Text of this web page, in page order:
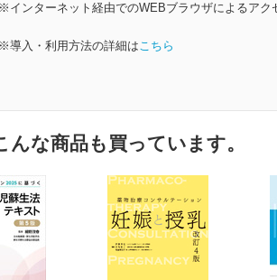
※インターネット経由でのWEBブラウザによるアク
※導入・利用方法の詳細はこちら
な商品も買っています。